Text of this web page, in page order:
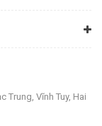
Trung, Vĩnh Tuy, Hai